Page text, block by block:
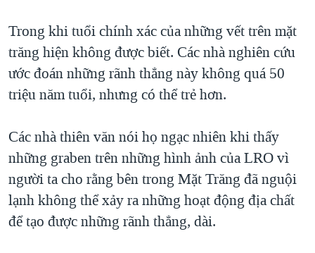
Trong khi tuổi chính xác của những vết trên mặt
trăng hiện không được biết. Các nhà nghiên cứu
ước đoán những rãnh thẳng này không quá 50
triệu năm tuổi, nhưng có thể trẻ hơn.
Các nhà thiên văn nói họ ngạc nhiên khi thấy
những graben trên những hình ảnh của LRO vì
người ta cho rằng bên trong Mặt Trăng đã nguội
lạnh không thể xảy ra những hoạt động địa chất
để tạo được những rãnh thẳng, dài.